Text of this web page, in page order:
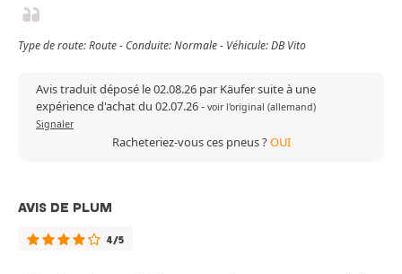
Type de route: Route - Conduite: Normale - Véhicule: DB Vito
Avis traduit déposé le 02.08.26 par Käufer suite à une
expérience d'achat du 02.07.26- voir l'original (allemand)
Signaler
Racheteriez-vous ces pneus ?OUI
AVIS DE PLUM
4/5